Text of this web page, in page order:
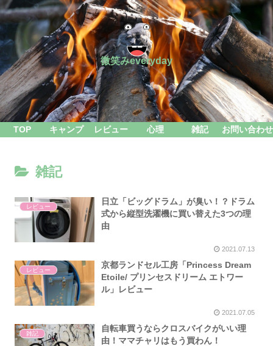
微笑みeveryday
TOP キャンプ レビュー 心理 雑記 お問い合わせ
雑記
レビュー
日立「ビッグドラム」が臭い！？ドラム
式から縦型洗濯機に買い替えた3つの理
由
2021.07.13
レビュー
京都ランドセル工房「Princess Dream
Etoile/ プリンセスドリーム エトワー
ル」レビュー
2021.07.05
雑記
自転車買うならクロスバイクがいい理
由！ママチャリはもう買わん！